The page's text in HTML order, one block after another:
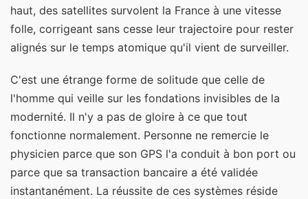
haut, des satellites survolent la France à une vitesse
folle, corrigeant sans cesse leur trajectoire pour rester
alignés sur le temps atomique qu'il vient de surveiller.
C'est une étrange forme de solitude que celle de
l'homme qui veille sur les fondations invisibles de la
modernité. Il n'y a pas de gloire à ce que tout
fonctionne normalement. Personne ne remercie le
physicien parce que son GPS l'a conduit à bon port ou
parce que sa transaction bancaire a été validée
instantanément. La réussite de ces systèmes réside